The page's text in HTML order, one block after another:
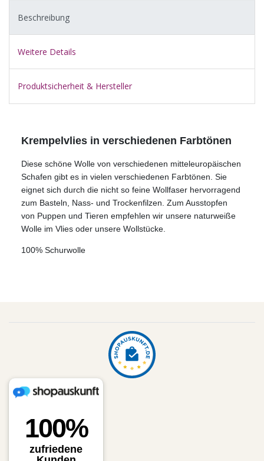
Beschreibung
Weitere Details
Produktsicherheit & Hersteller
Krempelvlies in verschiedenen Farbtönen
Diese schöne Wolle von verschiedenen mitteleuropäischen
Schafen gibt es in vielen verschiedenen Farbtönen. Sie
eignet sich durch die nicht so feine Wollfaser hervorragend
zum Basteln, Nass- und Trockenfilzen. Zum Ausstopfen
von Puppen und Tieren empfehlen wir unsere naturweiße
Wolle im Vlies oder unsere Wollstücke.
100% Schurwolle